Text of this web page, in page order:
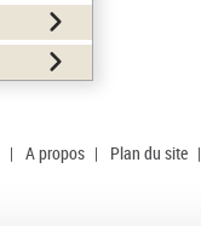
| A propos | Plan du site |